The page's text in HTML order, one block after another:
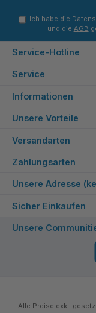
Ich habe die
und die AGB
Service-Hotline
Service
Informationen
Unsere Vorteile
Versandarten
Zahlungsarten
Unsere Adresse
Sicher Einkaufen
Unsere
Alle Preise exkl.